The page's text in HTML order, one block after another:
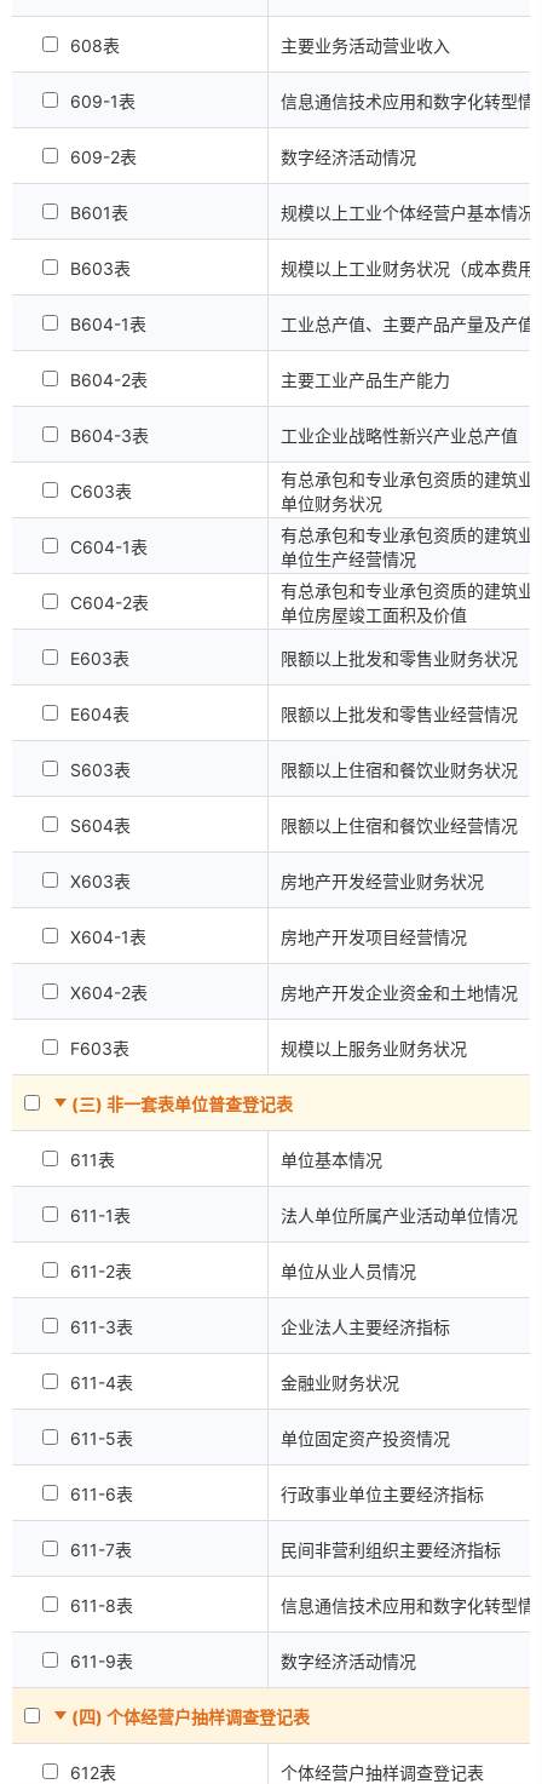
608表 主要业务活动营业收入
609-1表 信息通信技术应用和数字化转型情
609-2表 数字经济活动情况
B601表 规模以上工业个体经营户基本情况
B603表 规模以上工业财务状况（成本费用
B604-1表 工业总产值、主要产品产量及产值
B604-2表 主要工业产品生产能力
B604-3表 工业企业战略性新兴产业总产值
C603表
有总承包和专业承包资质的建筑业
单位财务状况
C604-1表
有总承包和专业承包资质的建筑业
单位生产经营情况
C604-2表
有总承包和专业承包资质的建筑业
单位房屋竣工面积及价值
E603表 限额以上批发和零售业财务状况
E604表 限额以上批发和零售业经营情况
S603表 限额以上住宿和餐饮业财务状况
S604表 限额以上住宿和餐饮业经营情况
X603表 房地产开发经营业财务状况
X604-1表 房地产开发项目经营情况
X604-2表 房地产开发企业资金和土地情况
F603表 规模以上服务业财务状况
(三) 非一套表单位普查登记表
611表 单位基本情况
611-1表 法人单位所属产业活动单位情况
611-2表 单位从业人员情况
611-3表 企业法人主要经济指标
611-4表 金融业财务状况
611-5表 单位固定资产投资情况
611-6表 行政事业单位主要经济指标
611-7表 民间非营利组织主要经济指标
611-8表 信息通信技术应用和数字化转型情
611-9表 数字经济活动情况
(四) 个体经营户抽样调查登记表
612表 个体经营户抽样调查登记表